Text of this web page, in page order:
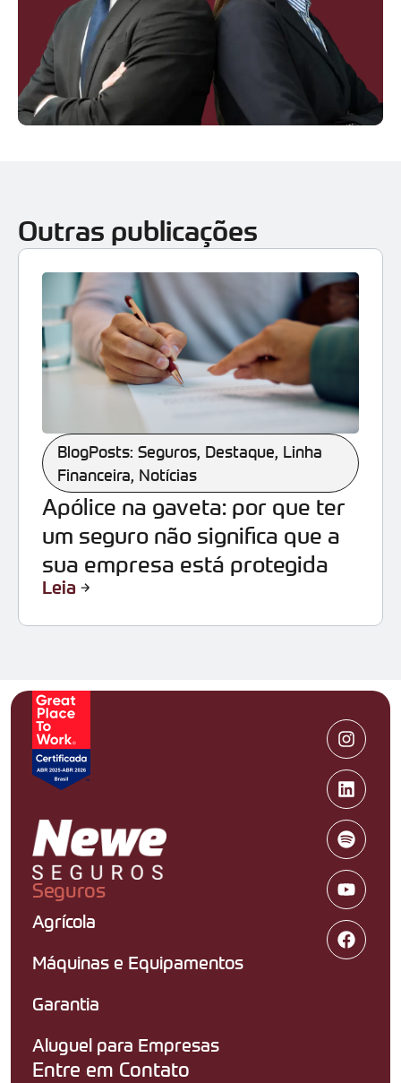
Outras publicações
BlogPosts: Seguros, Destaque, Linha
Financeira, Notícias
Apólice na gaveta: por que ter
um seguro não significa que a
sua empresa está protegida
Leia
Seguros
Agrícola
Máquinas e Equipamentos
Garantia
Aluguel para Empresas
Entre em Contato